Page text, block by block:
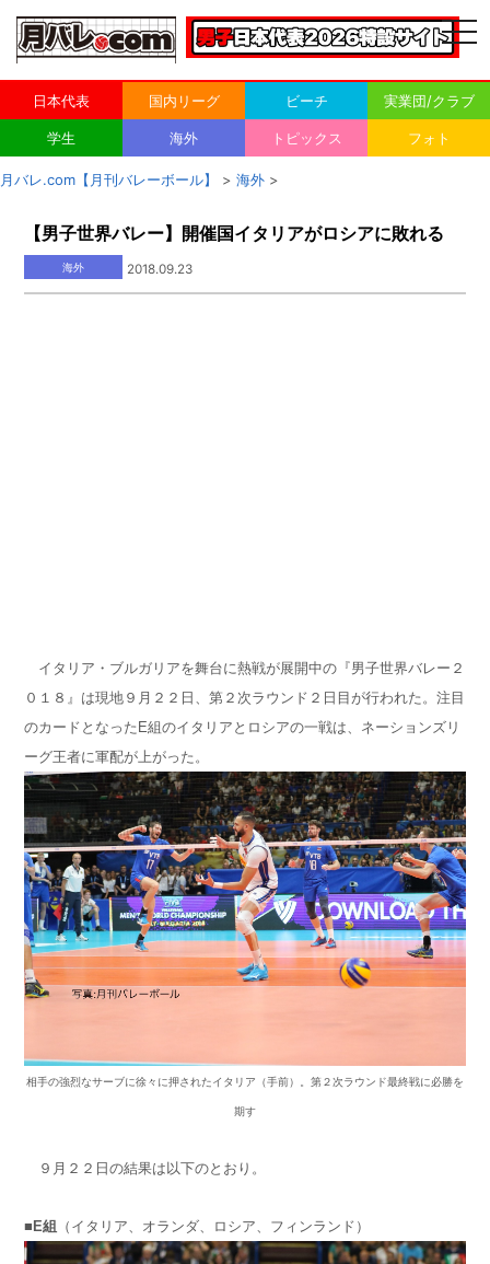
日本代表 国内リーグ ビーチ 実業団/クラブ
学生 海外 トピックス フォト
月バレ.com【月刊バレーボール】 > 海外 >
【男子世界バレー】開催国イタリアがロシアに敗れる
海外 2018.09.23
イタリア・ブルガリアを舞台に熱戦が展開中の『男子世界バレー２
０１８』は現地９月２２日、第２次ラウンド２日目が行われた。注目
のカードとなったE組のイタリアとロシアの一戦は、ネーションズリ
ーグ王者に軍配が上がった。
相手の強烈なサーブに徐々に押されたイタリア（手前）。第２次ラウンド最終戦に必勝を
期す
９月２２日の結果は以下のとおり。
■E組 （イタリア、オランダ、ロシア、フィンランド）